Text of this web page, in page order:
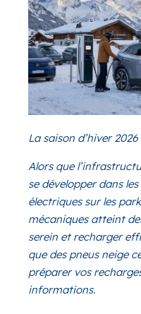
La saison d’hiver
Alors que
se développer dans
électriques sur les
mécaniques atteint
serein et recharger
que des pneus neige
préparer vos
informations.